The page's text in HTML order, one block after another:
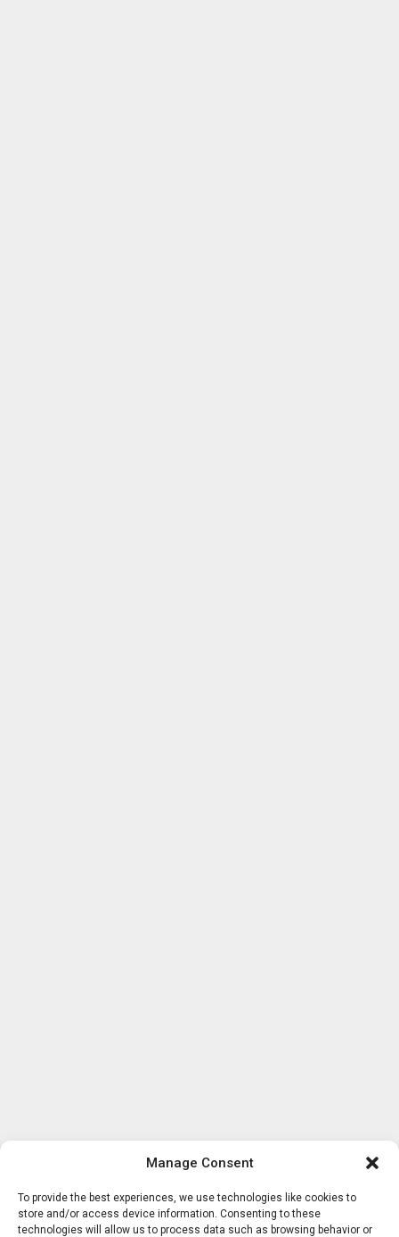
Manage Consent
To provide the best experiences, we use technologies like cookies to
store and/or access device information. Consenting to these
technologies will allow us to process data such as browsing behavior or